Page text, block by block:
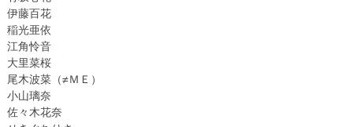
伊藤百花
稲光亜依
江角怜音
大里菜桜
尾木波菜（≠ＭＥ）
小山璃奈
佐々木花奈